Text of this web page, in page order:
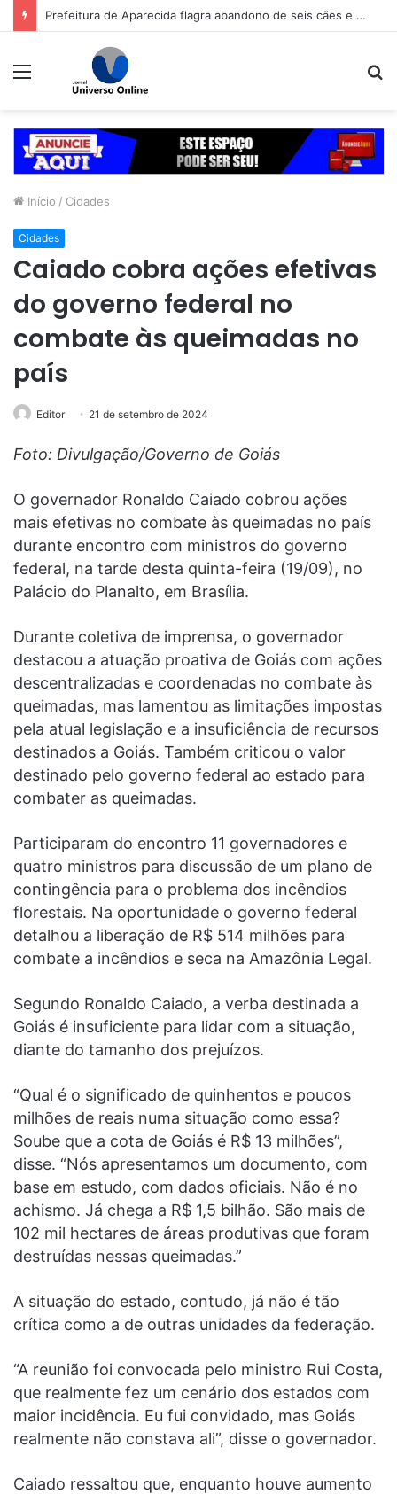
Prefeitura de Aparecida flagra abandono de seis cães e reitera que o ato é crime inafiançável
Menu
Início / Cidades
Cidades
Caiado cobra ações efetivas
do governo federal no
combate às queimadas no
país
Editor 21 de setembro de 2024
Foto: Divulgação/Governo de Goiás
O governador Ronaldo Caiado cobrou ações
mais efetivas no combate às queimadas no país
durante encontro com ministros do governo
federal, na tarde desta quinta-feira (19/09), no
Palácio do Planalto, em Brasília.
Durante coletiva de imprensa, o governador
destacou a atuação proativa de Goiás com ações
descentralizadas e coordenadas no combate às
queimadas, mas lamentou as limitações impostas
pela atual legislação e a insuficiência de recursos
destinados a Goiás. Também criticou o valor
destinado pelo governo federal ao estado para
combater as queimadas.
Participaram do encontro 11 governadores e
quatro ministros para discussão de um plano de
contingência para o problema dos incêndios
florestais. Na oportunidade o governo federal
detalhou a liberação de R$ 514 milhões para
combate a incêndios e seca na Amazônia Legal.
Segundo Ronaldo Caiado, a verba destinada a
Goiás é insuficiente para lidar com a situação,
diante do tamanho dos prejuízos.
“Qual é o significado de quinhentos e poucos
milhões de reais numa situação como essa?
Soube que a cota de Goiás é R$ 13 milhões”,
disse. “Nós apresentamos um documento, com
base em estudo, com dados oficiais. Não é no
achismo. Já chega a R$ 1,5 bilhão. São mais de
102 mil hectares de áreas produtivas que foram
destruídas nessas queimadas.”
A situação do estado, contudo, já não é tão
crítica como a de outras unidades da federação.
“A reunião foi convocada pelo ministro Rui Costa,
que realmente fez um cenário dos estados com
maior incidência. Eu fui convidado, mas Goiás
realmente não constava ali”, disse o governador.
Caiado ressaltou que, enquanto houve aumento